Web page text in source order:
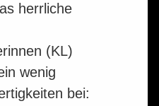
herrliche
(KL)
wenig
bei: